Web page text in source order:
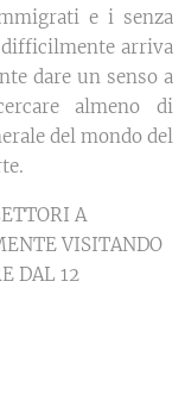
e i senza
arriva
dare un senso a
almeno di
del mondo del
A
VISITANDO
DAL 12